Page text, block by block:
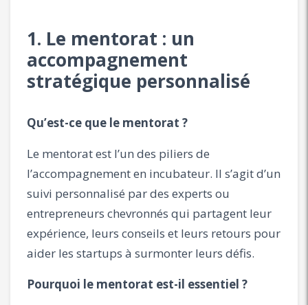
1. Le mentorat : un
accompagnement
stratégique personnalisé
Qu’est-ce que le mentorat ?
Le mentorat est l’un des piliers de
l’accompagnement en incubateur. Il s’agit d’un
suivi personnalisé par des experts ou
entrepreneurs chevronnés qui partagent leur
expérience, leurs conseils et leurs retours pour
aider les startups à surmonter leurs défis.
Pourquoi le mentorat est-il essentiel ?